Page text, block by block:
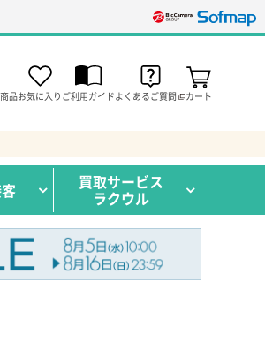
品お気に入り ご利用ガイドよくあるご質問 カート
買取サービス
ラクウル